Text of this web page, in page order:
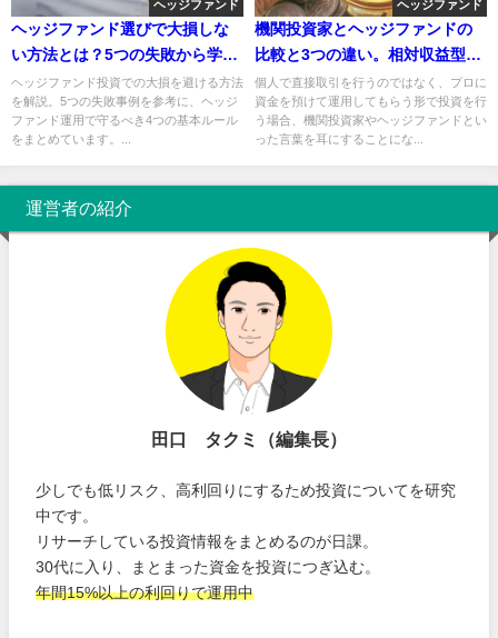
ヘッジファンド
ヘッジファンド選びで大損しな
い方法とは？5つの失敗から学ぶ
投資の基本
ヘッジファンド投資での大損を避ける方法
を解説。5つの失敗事例を参考に、ヘッジ
ファンド運用で守るべき4つの基本ルール
をまとめています。...
ヘッジファンド
機関投資家とヘッジファンドの
比較と3つの違い。相対収益型・
絶対収益型の違いも紹介！運用
方針を知り投資戦略に活かそう
個人で直接取引を行うのではなく、プロに
資金を預けて運用してもらう形で投資を行
う場合、機関投資家やヘッジファンドとい
った言葉を耳にすることにな...
運営者の紹介
田口 タクミ（編集長）
少しでも低リスク、高利回りにするため投資についてを研究
中です。
リサーチしている投資情報をまとめるのが日課。
30代に入り、まとまった資金を投資につぎ込む。
年間15%以上の利回りで運用中